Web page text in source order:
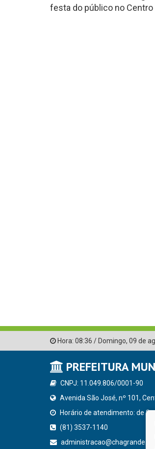
festa do público no Centro
Hora: 08:36 / Domingo, 09 de
PREFEITURA
CNPJ: 11.049.806/0001-90
Avenida São José, nº 101,
Horário de atendimento: de
(81) 3537-1140